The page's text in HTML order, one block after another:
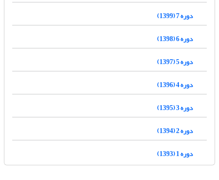
دوره 7 (1399)
دوره 6 (1398)
دوره 5 (1397)
دوره 4 (1396)
دوره 3 (1395)
دوره 2 (1394)
دوره 1 (1393)